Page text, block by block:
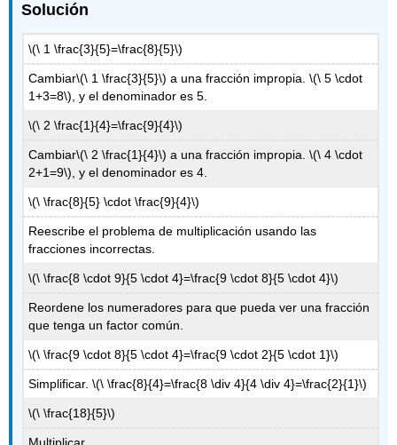
Solución
\(\ 1 \frac{3}{5}=\frac{8}{5}\)
Cambiar\(\ 1 \frac{3}{5}\) a una fracción impropia.\(\ 5 \cdot
1+3=8\), y el denominador es 5.
\(\ 2 \frac{1}{4}=\frac{9}{4}\)
Cambiar\(\ 2 \frac{1}{4}\) a una fracción impropia.\(\ 4 \cdot
2+1=9\), y el denominador es 4.
\(\ \frac{8}{5} \cdot \frac{9}{4}\)
Reescribe el problema de multiplicación usando las
fracciones incorrectas.
\(\ \frac{8 \cdot 9}{5 \cdot 4}=\frac{9 \cdot 8}{5 \cdot 4}\)
Reordene los numeradores para que pueda ver una fracción
que tenga un factor común.
\(\ \frac{9 \cdot 8}{5 \cdot 4}=\frac{9 \cdot 2}{5 \cdot 1}\)
Simplificar.\(\ \frac{8}{4}=\frac{8 \div 4}{4 \div 4}=\frac{2}{1}\)
\(\ \frac{18}{5}\)